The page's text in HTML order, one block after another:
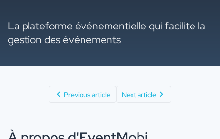
La plateforme événementielle qui facilite la
gestion des événements
Previous article Next article